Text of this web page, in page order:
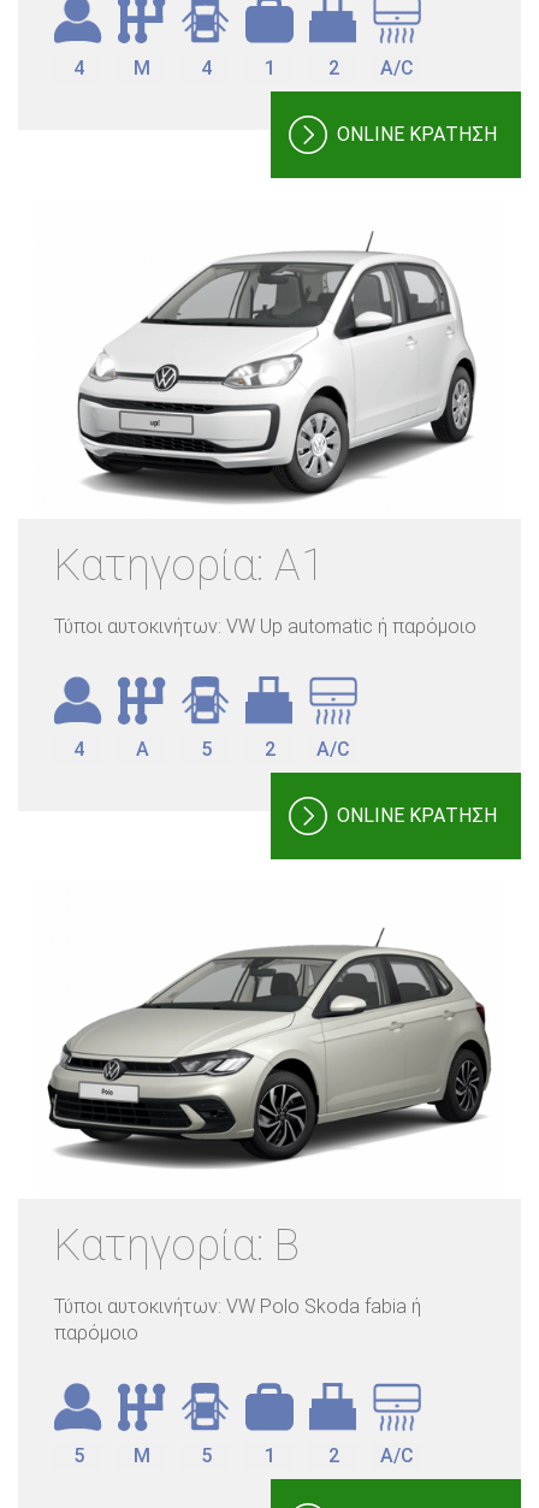
4 M 4 1 2 A/C
ONLINE ΚΡΑΤΗΣΗ
Κατηγορία: A1
Τύποι αυτοκινήτων: VW Up automatic ή παρόμοιο
4 A 5 2 A/C
ONLINE ΚΡΑΤΗΣΗ
Κατηγορία: B
Τύποι αυτοκινήτων: VW Polo Skoda fabia ή
παρόμοιο
5 M 5 1 2 A/C